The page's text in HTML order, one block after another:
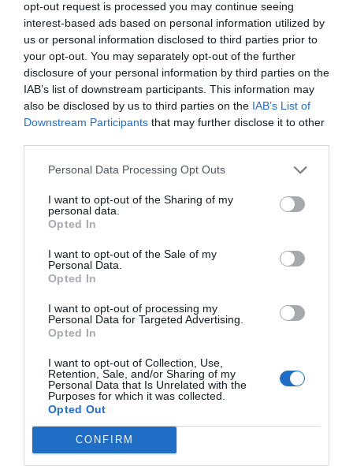
opt-out request is processed you may continue seeing
interest-based ads based on personal information utilized by
us or personal information disclosed to third parties prior to
your opt-out. You may separately opt-out of the further
disclosure of your personal information by third parties on the
IAB’s list of downstream participants. This information may
also be disclosed by us to third parties on the IAB’s List of
Downstream Participants that may further disclose it to other
Personal Data Processing Opt Outs
I want to opt-out of the Sharing of my
personal data.
Opted In
I want to opt-out of the Sale of my
Personal Data.
Opted In
I want to opt-out of processing my
Personal Data for Targeted Advertising.
Opted In
I want to opt-out of Collection, Use,
Retention, Sale, and/or Sharing of my
Personal Data that Is Unrelated with the
Purposes for which it was collected.
Opted Out
CONFIRM